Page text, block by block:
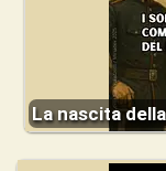
La nascita